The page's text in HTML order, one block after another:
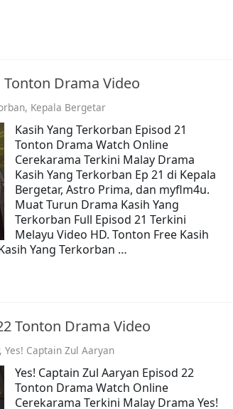
Tonton Drama Video
, Kepala Bergetar
Kasih Yang Terkorban Episod 21
Tonton Drama Watch Online
Cerekarama Terkini Malay Drama
Kasih Yang Terkorban Ep 21 di Kepala
Bergetar, Astro Prima, dan myflm4u.
Muat Turun Drama Kasih Yang
Terkorban Full Episod 21 Terkini
Melayu Video HD. Tonton Free Kasih
Yang Terkorban …
Tonton Drama Video
Yes! Captain Zul Aaryan
Yes! Captain Zul Aaryan Episod 22
Tonton Drama Watch Online
Cerekarama Terkini Malay Drama Yes!